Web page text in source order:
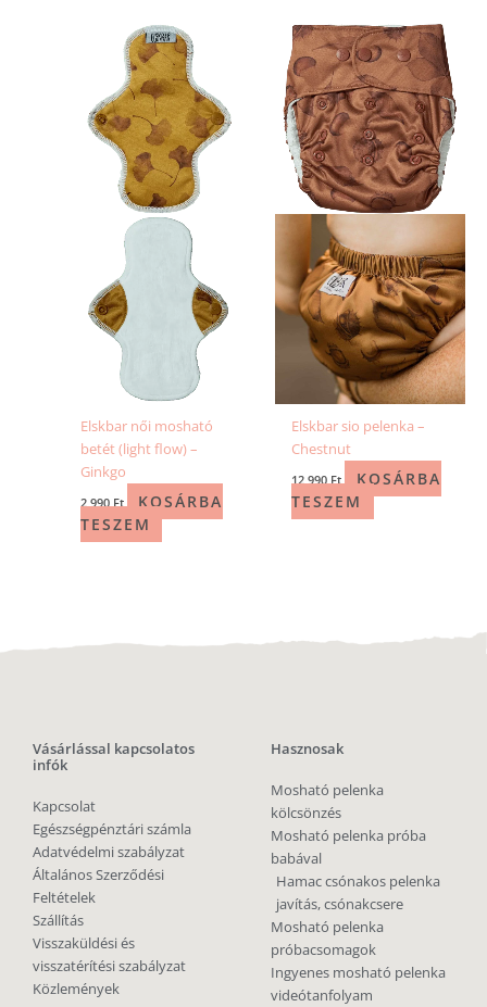
Elskbar női mosható
betét (light flow) –
Ginkgo
2 990 Ft
KOSÁRBA
TESZEM
Elskbar sio pelenka –
Chestnut
12 990 Ft
KOSÁRBA
TESZEM
Vásárlással kapcsolatos
infók
Kapcsolat
Egészségpénztári számla
Adatvédelmi szabályzat
Általános Szerződési
Feltételek
Szállítás
Visszaküldési és
visszatérítési szabályzat
Közlemények
Hasznosak
Mosható pelenka
kölcsönzés
Mosható pelenka próba
babával
Hamac csónakos pelenka
javítás, csónakcsere
Mosható pelenka
próbacsomagok
Ingyenes mosható pelenka
videótanfolyam